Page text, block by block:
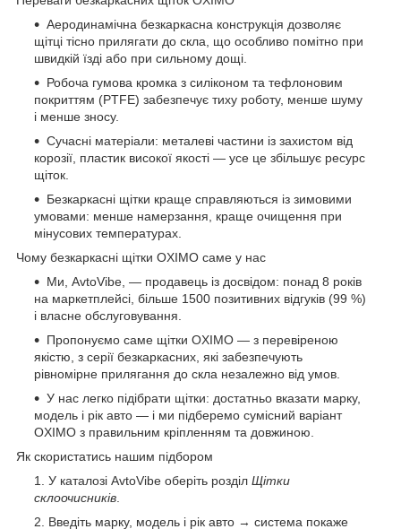
Аеродинамічна безкаркасна конструкція дозволяє
щітці тісно прилягати до скла, що особливо помітно при
швидкій їзді або при сильному дощі.
Робоча гумова кромка з силіконом та тефлоновим
покриттям (PTFE) забезпечує тиху роботу, менше шуму
і менше зносу.
Сучасні матеріали: металеві частини із захистом від
корозії, пластик високої якості — усе це збільшує ресурс
щіток.
Безкаркасні щітки краще справляються із зимовими
умовами: менше намерзання, краще очищення при
мінусових температурах.
Чому безкаркасні щітки OXIMO саме у нас
Ми, AvtoVibe, — продавець із досвідом: понад 8 років
на маркетплейсі, більше 1500 позитивних відгуків (99 %)
і власне обслуговування.
Пропонуємо саме щітки OXIMO — з перевіреною
якістю, з серії безкаркасних, які забезпечують
рівномірне прилягання до скла незалежно від умов.
У нас легко підібрати щітки: достатньо вказати марку,
модель і рік авто — і ми підберемо сумісний варіант
OXIMO з правильним кріпленням та довжиною.
Як скористатись нашим підбором
У каталозі AvtoVibe оберіть розділ Щітки
склоочисників
Введіть марку, модель і рік авто → система покаже